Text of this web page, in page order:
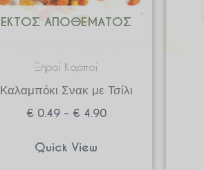
ΕΚΤΌΣ ΑΠΟΘΈΜΑΤΟΣ
Ξηροί Καρποί
Καλαμπόκι Σνακ με Τσίλι
€0.49 – €4.90
Quick View